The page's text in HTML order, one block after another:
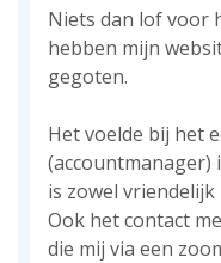
Niets dan lof voor
hebben mijn
gegoten.
Het voelde bij het
(accountmanager)
is zowel
Ook het contact
die mij via een